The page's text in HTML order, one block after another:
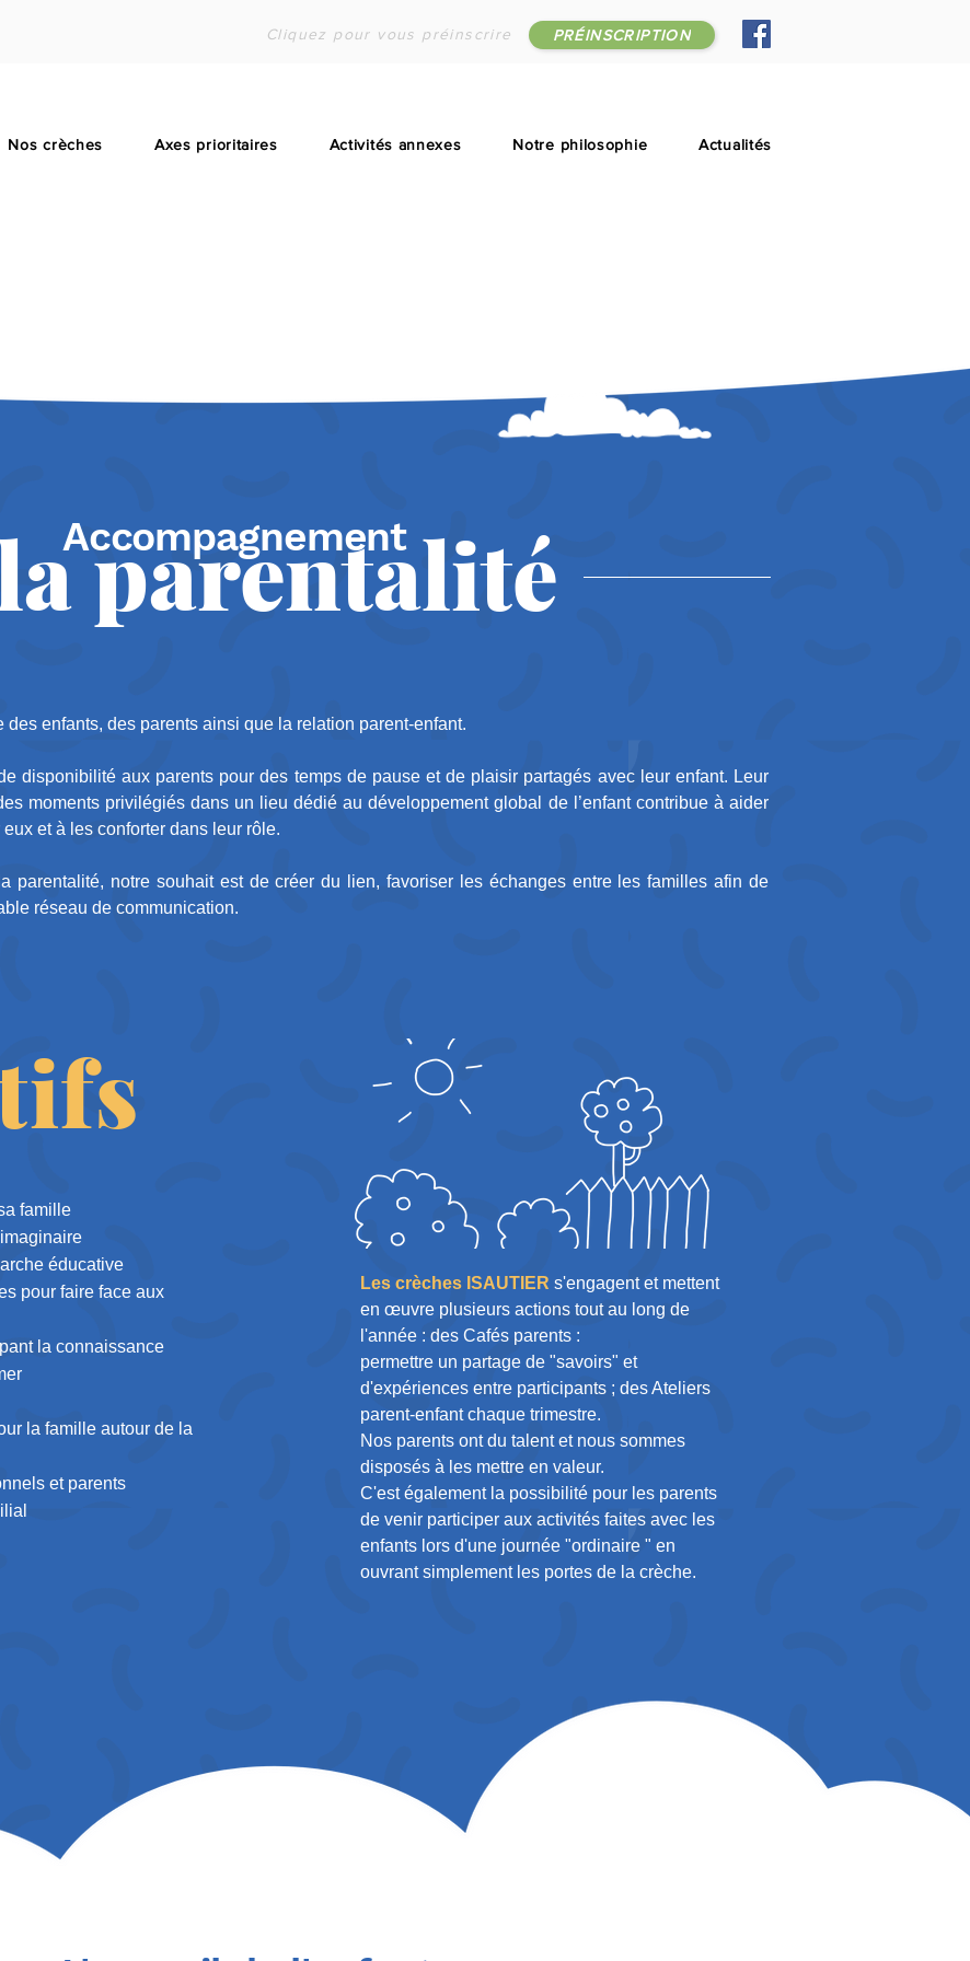
Cliquez pour vous préinscrire PRÉINSCRIPTION
Nos crèches Axes prioritaires Activités annexes Notre philosophie Actualités
Accompagnement
parentalité
enfants, des parents ainsi que la relation parent-enfant.
disponibilité aux parents pour des temps de pause et de plaisir partagés avec leur enfant. Leur
moments privilégiés dans un lieu dédié au développement global de l’enfant contribue à aider
et à les conforter dans leur rôle.
parentalité, notre souhait est de créer du lien, favoriser les échanges entre les familles afin de
réseau de communication.
famille
éducative
pour faire face aux
la connaissance
la famille autour de la
et parents
Les crèches ISAUTIER s'engagent et mettent
en œuvre plusieurs actions tout au long de
l'année : des Cafés parents :
permettre un partage de "savoirs" et
d'expériences entre participants ; des Ateliers
parent-enfant chaque trimestre.
Nos parents ont du talent et nous sommes
disposés à les mettre en valeur.
C'est également la possibilité pour les parents
de venir participer aux activités faites avec les
enfants lors d'une journée "ordinaire " en
ouvrant simplement les portes de la crèche.